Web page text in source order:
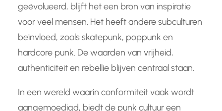
geëvolueerd, blijft het een bron van inspiratie
voor veel mensen. Het heeft andere subculturen
beïnvloed, zoals skatepunk, poppunk en
hardcore punk. De waarden van vrijheid,
authenticiteit en rebellie blijven centraal staan.
In een wereld waarin conformiteit vaak wordt
aangemoedigd, biedt de punk cultuur een